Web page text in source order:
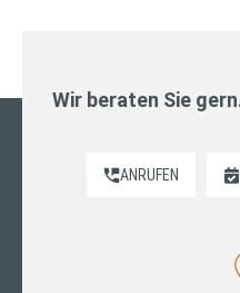
Wir beraten Sie
ANRUFEN